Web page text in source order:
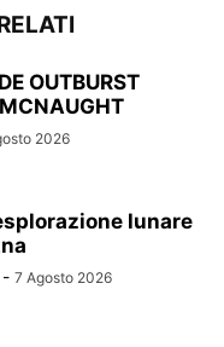
OUTBURST
2026
lunare
- 7 Agosto 2026